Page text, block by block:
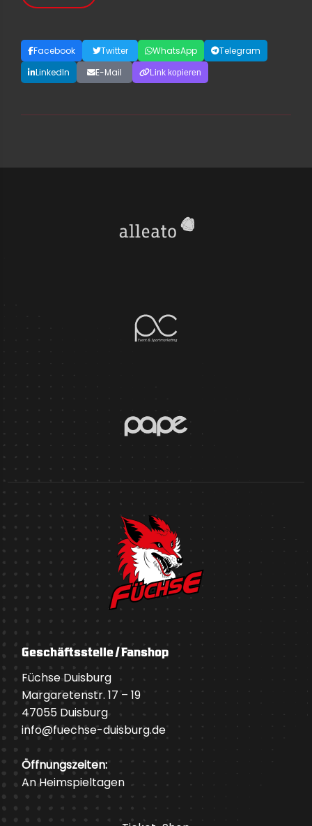
Facebook Twitter WhatsApp
Telegram
LinkedIn
E-Mail Link kopieren
Geschäftsstelle / Fanshop
Füchse Duisburg
Margaretenstr. 17 – 19
47055 Duisburg
info@fuechse-duisburg.de
Öffnungszeiten:
An Heimspieltagen